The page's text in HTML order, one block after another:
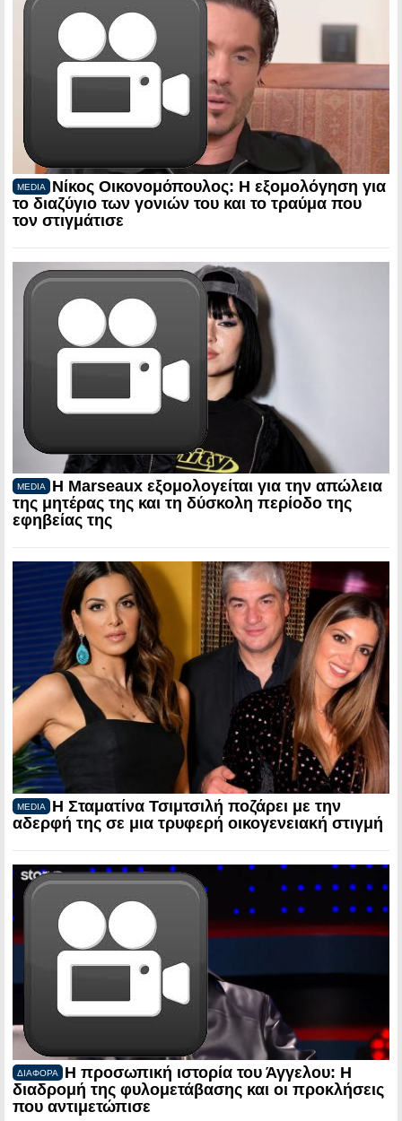
MEDIA
Νίκος Οικονομόπουλος: Η εξομολόγηση για
το διαζύγιο των γονιών του και το τραύμα που
τον στιγμάτισε
MEDIA
Η Marseaux εξομολογείται για την απώλεια
της μητέρας της και τη δύσκολη περίοδο της
εφηβείας της
MEDIA
Η Σταματίνα Τσιμτσιλή ποζάρει με την
αδερφή της σε μια τρυφερή οικογενειακή στιγμή
ΔΙΑΦΟΡΑ
Η προσωπική ιστορία του Άγγελου: Η
διαδρομή της φυλομετάβασης και οι προκλήσεις
που αντιμετώπισε